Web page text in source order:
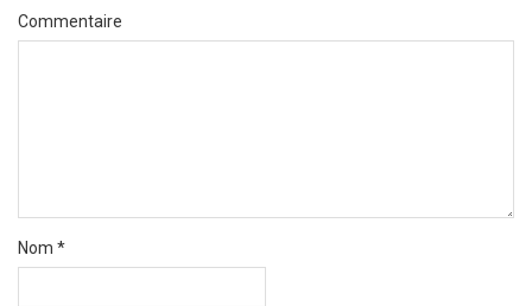
Commentaire
Nom *